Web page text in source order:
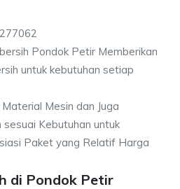
Pondok Petir Memberikan
untuk kebutuhan setiap
Mesin dan Juga
Kebutuhan untuk
Paket yang Relatif Harga
di Pondok Petir